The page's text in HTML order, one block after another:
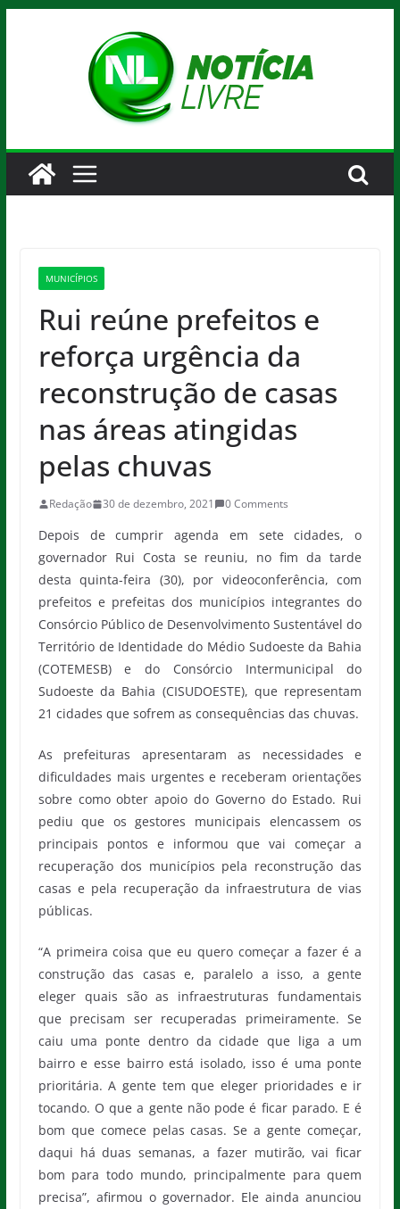
MUNICÍPIOS
Rui reúne prefeitos e
reforça urgência da
reconstrução de casas
nas áreas atingidas
pelas chuvas
Redação 30 de dezembro, 2021 0 Comments
Depois de cumprir agenda em sete cidades, o
governador Rui Costa se reuniu, no fim da tarde
desta quinta-feira (30), por videoconferência, com
prefeitos e prefeitas dos municípios integrantes do
Consórcio Público de Desenvolvimento Sustentável do
Território de Identidade do Médio Sudoeste da Bahia
(COTEMESB) e do Consórcio Intermunicipal do
Sudoeste da Bahia (CISUDOESTE), que representam
21 cidades que sofrem as consequências das chuvas.
As prefeituras apresentaram as necessidades e
dificuldades mais urgentes e receberam orientações
sobre como obter apoio do Governo do Estado. Rui
pediu que os gestores municipais elencassem os
principais pontos e informou que vai começar a
recuperação dos municípios pela reconstrução das
casas e pela recuperação da infraestrutura de vias
públicas.
“A primeira coisa que eu quero começar a fazer é a
construção das casas e, paralelo a isso, a gente
eleger quais são as infraestruturas fundamentais
que precisam ser recuperadas primeiramente. Se
caiu uma ponte dentro da cidade que liga a um
bairro e esse bairro está isolado, isso é uma ponte
prioritária. A gente tem que eleger prioridades e ir
tocando. O que a gente não pode é ficar parado. E é
bom que comece pelas casas. Se a gente começar,
daqui há duas semanas, a fazer mutirão, vai ficar
bom para todo mundo, principalmente para quem
precisa”, afirmou o governador. Ele ainda anunciou